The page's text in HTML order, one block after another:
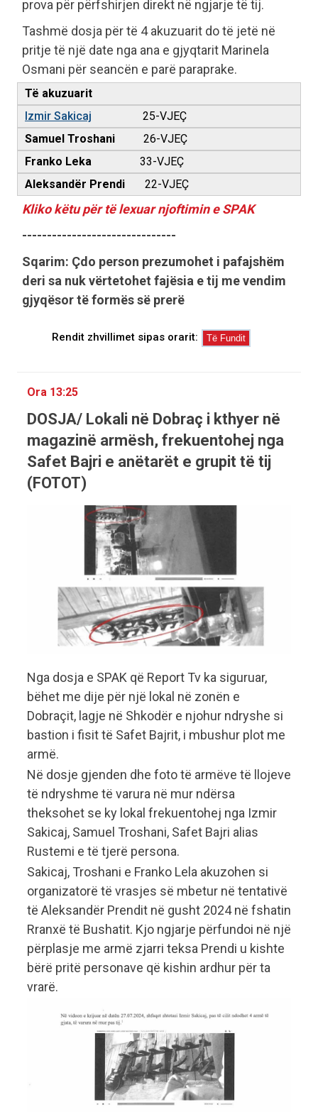
prova për përfshirjen direkt në ngjarje të tij.
Tashmë dosja për të 4 akuzuarit do të jetë në
pritje të një date nga ana e gjyqtarit Marinela
Osmani për seancën e parë paraprake.
Të akuzuarit
Izmir Sakicaj
25-VJEÇ
Samuel Troshani
26-VJEÇ
Franko Leka
33-VJEÇ
Aleksandër Prendi
22-VJEÇ
Kliko këtu për të lexuar njoftimin e SPAK
-------------------------------
Sqarim: Çdo person prezumohet i pafajshëm
deri sa nuk vërtetohet fajësia e tij me vendim
gjyqësor të formës së prerë
Rendit zhvillimet sipas orarit:
Ora 13:25
DOSJA/ Lokali në Dobraç i kthyer në
magazinë armësh, frekuentohej nga
Safet Bajri e anëtarët e grupit të tij
(FOTOT)
Nga dosja e SPAK që Report Tv ka siguruar,
bëhet me dije për një lokal në zonën e
Dobraçit, lagje në Shkodër e njohur ndryshe si
bastion i fisit të Safet Bajrit, i mbushur plot me
armë.
Në dosje gjenden dhe foto të armëve të llojeve
të ndryshme të varura në mur ndërsa
theksohet se ky lokal frekuentohej nga Izmir
Sakicaj, Samuel Troshani, Safet Bajri alias
Rustemi e të tjerë persona.
Sakicaj, Troshani e Franko Lela akuzohen si
organizatorë të vrasjes së mbetur në tentativë
të Aleksandër Prendit në gusht 2024 në fshatin
Rranxë të Bushatit. Kjo ngjarje përfundoi në një
përplasje me armë zjarri teksa Prendi u kishte
bërë pritë personave që kishin ardhur për ta
vrarë.